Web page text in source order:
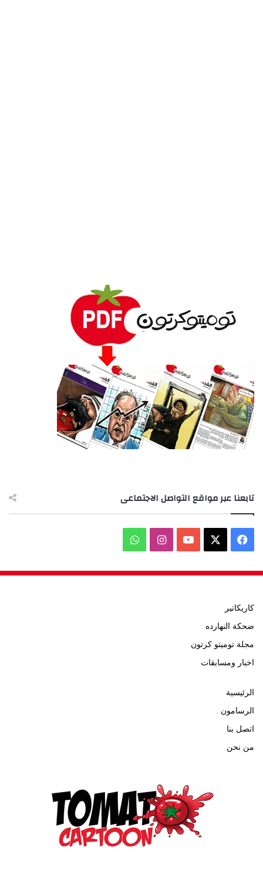
تابعنا عبر مواقع التواصل الاجتماعى
فيسبوك ‫YouTubeانستقرامواتساب
كاريكاتير
ضحكة النهارده
مجلة توميتو كرتون
اخبار ومسابقات
الرئيسية
الرسامون
اتصل بنا
من نحن